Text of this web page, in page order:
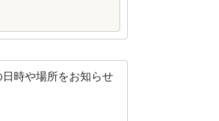
時や場所をお知らせ